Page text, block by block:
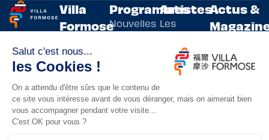
Programmes
de
résidences
artistiques
bilatérales,
entre la
France et
Taïwan.
Villa
Formose
Adoptez
un artiste
Lieux de
résidence
Programmes
Nouvelles
écritures
Arts
vivants
innovants
Artistes
Les
artistes
résidents
Evènements
Actus &
actualités